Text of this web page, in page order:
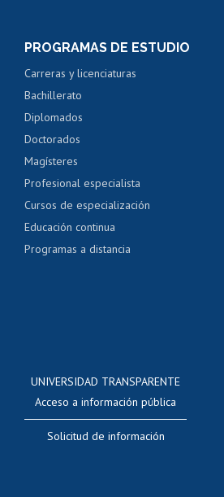
PROGRAMAS DE ESTUDIO
Carreras y licenciaturas
Bachillerato
Diplomados
Doctorados
Magísteres
Profesional especialista
Cursos de especialización
Educación continua
Programas a distancia
UNIVERSIDAD TRANSPARENTE
Acceso a información pública
Solicitud de información